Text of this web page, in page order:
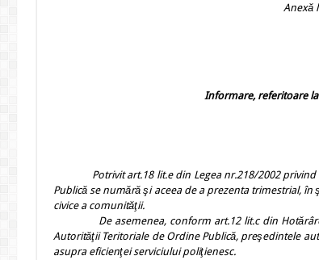
Anexă la Hotărârea
Nr. 3/27
Informare, referitoare
Potrivit art.18 lit.e din Legea nr.218/2002
Publică se numără şi aceea de a prezenta trimestrial,
civice a comunităţii.
De asemenea, conform art.12 lit.c din Hotărârea
Autorităţii Teritoriale de Ordine Publică, preşedintele
asupra eficienţei serviciului poliţienesc.